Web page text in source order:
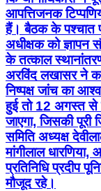
आपत्तिजनक
हैं। बैठक के पश्चात
अधीक्षक को ज्ञापन
के तत्काल
अरविंद लखासर ने
निष्पक्ष जांच का
हुई तो 12 अगस्त से
जाएगा, जिसकी पूरी
समिति अध्यक्ष
मांगीलाल
प्रतिनिधि प्रदीप
मौजूद रहे।